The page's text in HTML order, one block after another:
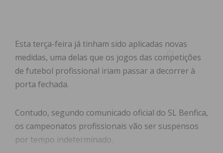
Esta terça-feira já tinham sido aplicadas novas
medidas, uma delas que os jogos das competições
de futebol profissional iriam passar a decorrer à
porta fechada.
Contudo, segundo comunicado oficial do SL Benfica,
os campeonatos profissionais vão ser suspensos
por tempo indeterminado.